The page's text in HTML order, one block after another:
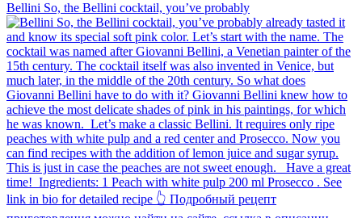
Bellini⁠ So, the Bellini cocktail, you’ve probably